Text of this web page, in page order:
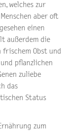
welches zur
aber oft
einen
außerdem die
frischem Obst und
pflanzlichen
zuliebe
das
Status
zum